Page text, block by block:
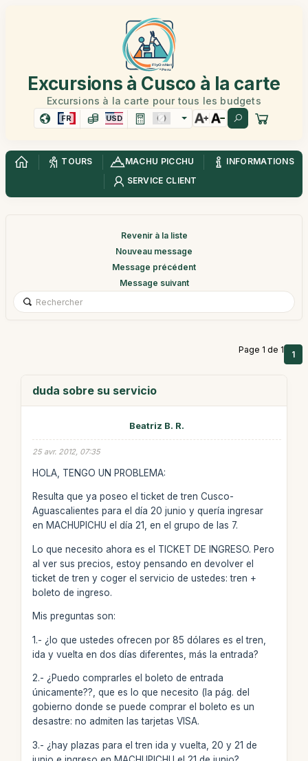
Excursions à Cusco à la carte
Excursions à la carte pour tous les budgets
FR USD
TOURS MACHU PICCHU
INFORMATIONS
SERVICE CLIENT
Revenir à la liste
Nouveau message
Message précédent
Message suivant
Page 1 de 1 1
duda sobre su servicio
Beatriz B. R.
25 avr. 2012, 07:35
HOLA, TENGO UN PROBLEMA:
Resulta que ya poseo el ticket de tren Cusco-
Aguascalientes para el día 20 junio y quería ingresar
en MACHUPICHU el día 21, en el grupo de las 7.
Lo que necesito ahora es el TICKET DE INGRESO. Pero
al ver sus precios, estoy pensando en devolver el
ticket de tren y coger el servicio de ustedes: tren +
boleto de ingreso.
Mis preguntas son:
1.- ¿lo que ustedes ofrecen por 85 dólares es el tren,
ida y vuelta en dos días diferentes, más la entrada?
2.- ¿Puedo comprarles el boleto de entrada
únicamente??, que es lo que necesito (la pág. del
gobierno donde se puede comprar el boleto es un
desastre: no admiten las tarjetas VISA.
3.- ¿hay plazas para el tren ida y vuelta, 20 y 21 de